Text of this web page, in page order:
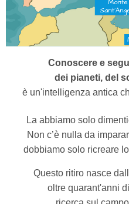
Conoscere e
dei pianeti, del
è un'intelligenza antica
La abbiamo solo
Non c’è nulla da
dobbiamo solo ricreare
Questo ritiro nasce
oltre quarant'anni